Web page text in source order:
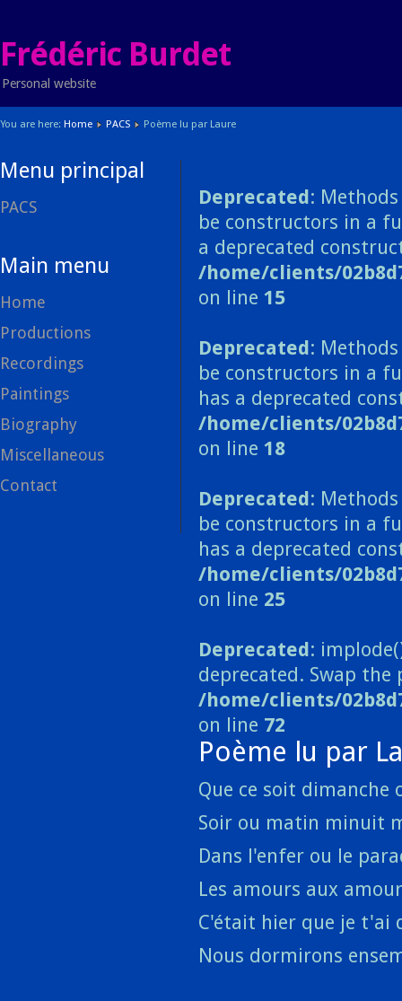
Frédéric Burdet
Personal website
You are here: Home PACS Poème lu par Laure
Menu principal
PACS
Main menu
Home
Productions
Recordings
Paintings
Biography
Miscellaneous
Contact
Deprecated:
be constructors in a
a deprecated
/home/clients/
on line 15
Deprecated:
be constructors in a
has a deprecated
/home/clients/
on line 18
Deprecated:
be constructors in a
has a deprecated
/home/clients/
on line 25
Deprecated:
deprecated. Swap the
/home/clients/
on line 72
Poème lu par
Que ce soit
Soir ou matin minuit
Dans l'enfer ou le
Les amours aux
C'était hier que je t'ai
Nous dormirons